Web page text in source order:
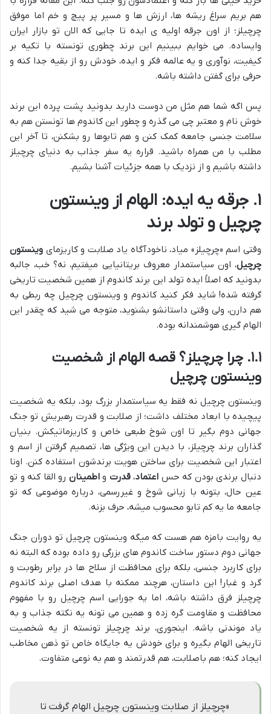
هم بریم سراغ ریشه ها، ارزش ها و مسیر پر پیچ و خم اما موفق
چرچیلز؛ از اون جرقه اولیه ی ایده تا جایی که الان تو بازار ایران
وایساده. می خوایم ببینیم این برند چطوری تونسته با تکیه بر
کیفیت، نوآوری و یه عالمه فکر و ایده، خودش رو از بقیه جدا کنه و
حرفی برای گفتن داشته باشه.
پس اگه شما هم مثل من دوست دارید بدونید پشت پرده این برند
خوش نام و معتبر چی می گذره و چطور این کاندوم ها تونستن هم به
سلامت جنسی جامعه کمک کنن و هم تابوها رو بشکنن، تا آخر این
مطلب با من همراه باشید. قراره یه سفر جذاب به دنیای چرچیلز
داشته باشیم و از نزدیک با همه جزئیات آشنا بشیم.
۱. جرقه یه ایده: الهام از وینستون
چرچیل و تولد برند
وقتی اسم «چرچیلز» میاد، ناخودآگاه یاد صلابت و کاریزمای وینستون
چرچیل، اون سیاستمدار معروف بریتانیایی میفتیم، نه؟ خب، جالبه
بدونید که اصلاً ایده تولد این برند کاندوم از همین شخصیت تاریخی
گرفته شده! شاید فکر کنید کاندوم و وینستون چرچیل چه ربطی به
هم دارن، ولی وقتی داستانشو بشنوید، متوجه می شید که چقدر این
الهام گیری هوشمندانه بوده.
۱.۱. چرا چرچیلز؟ قصه الهام از شخصیت
وینستون چرچیل
وینستون چرچیل نه فقط یه سیاستمدار بزرگ بود، بلکه یه شخصیت
پیچیده با ابعاد مختلف داشت؛ از صلابت و قدرت رهبریش تو جنگ
جهانی دوم بگیر تا اون شوخ طبعی خاص و کاریزماتیکش. بنیان
گذاران برند چرچیلز، با دیدن این ویژگی ها، تصمیم گرفتن از اسم و
اعتبار این شخصیت برای ساختن هویت برندشون استفاده کنن. اونا
دنبال برندی بودن که حس اعتماد،قدرت واطمینان رو القا کنه و تو
عین حال، بتونه با زبانی شوخ و غیررسمی، درباره موضوعی که تو
جامعه ما یه کم تابو محسوب میشه، حرف بزنه.
یه روایت بامزه هم هست که میگه وینستون چرچیل تو دوران جنگ
جهانی دوم دستور ساخت کاندوم های بزرگی رو داده بوده که البته نه
برای کاربرد جنسی، بلکه برای محافظت از سلاح ها در برابر رطوبت و
گرد و غبار! این داستان، هرچند ممکنه با هدف اصلی برند کاندوم
چرچیلز فرق داشته باشه، اما یه جورایی اسم چرچیل رو با مفهوم
محافظت و مقاومت گره زده و همین می تونه یه نکته جذاب و به
یاد موندنی باشه. اینجوری، برند چرچیلز تونسته از یه شخصیت
تاریخی الهام بگیره و برای خودش یه جایگاه خاص تو ذهن مخاطب
ایجاد کنه؛ هم باصلابت، هم قدرتمند و هم به نوعی متفاوت.
«چرچیلز از صلابت وینستون چرچیل الهام گرفت تا